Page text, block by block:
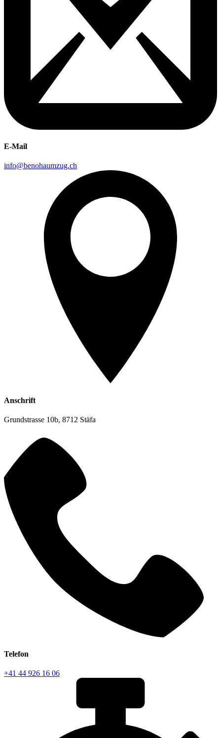
E-Mail
info@benohaumzug.ch
Anschrift
Grundstrasse 10b, 8712 Stäfa
Telefon
+41 44 926 16 06